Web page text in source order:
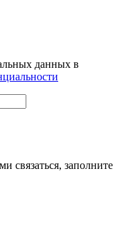
данных в
связаться, заполните